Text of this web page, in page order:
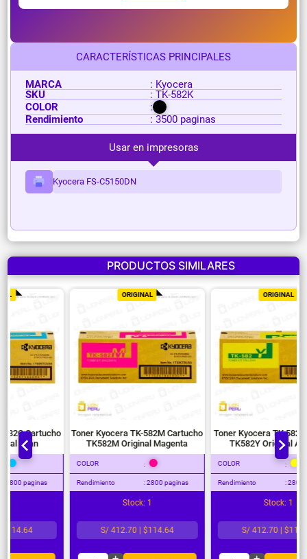
CARACTERÍSTICAS PRINCIPALES
MARCA
: Kyocera
SKU
: TK-582K
COLOR
:
Rendimiento
: 3500 paginas
Usar en impresoras
Kyocera FS-C5150DN
PRODUCTOS SIMILARES
Toner Kyocera TK-582C Cartucho
TK582C Original Cyan
:
Rendimiento : 2800 paginas
S/ 412.70 | $114.64
Toner Kyocera TK-582M Cartucho
TK582M Original Magenta
:
Rendimiento : 2800 paginas
S/ 412.70 | $114.64